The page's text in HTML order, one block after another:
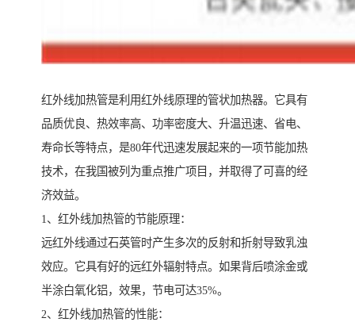
红外线加热管是利用红外线原理的管状加热器。它具有
品质优良、热效率高、功率密度大、升温迅速、省电、
寿命长等特点，是80年代迅速发展起来的一项节能加热
技术，在我国被列为重点推广项目，并取得了可喜的经
济效益。
1、红外线加热管的节能原理：
远红外线通过石英管时产生多次的反射和折射导致乳浊
效应。它具有好的远红外辐射特点。如果背后喷涂金或
半涂白氧化铝，效果，节电可达35%。
2、红外线加热管的性能：